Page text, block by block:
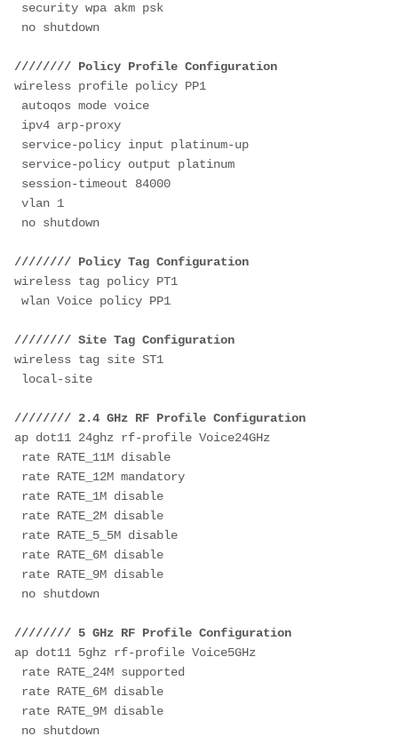
security wpa akm psk
no shutdown
//////// Policy Profile Configuration
wireless profile policy PP1
autoqos mode voice
ipv4 arp-proxy
service-policy input platinum-up
service-policy output platinum
session-timeout 84000
vlan 1
no shutdown
//////// Policy Tag Configuration
wireless tag policy PT1
wlan Voice policy PP1
//////// Site Tag Configuration
wireless tag site ST1
local-site
//////// 2.4 GHz RF Profile Configuration
ap dot11 24ghz rf-profile Voice24GHz
rate RATE_11M disable
rate RATE_12M mandatory
rate RATE_1M disable
rate RATE_2M disable
rate RATE_5_5M disable
rate RATE_6M disable
rate RATE_9M disable
no shutdown
//////// 5 GHz RF Profile Configuration
ap dot11 5ghz rf-profile Voice5GHz
rate RATE_24M supported
rate RATE_6M disable
rate RATE_9M disable
no shutdown